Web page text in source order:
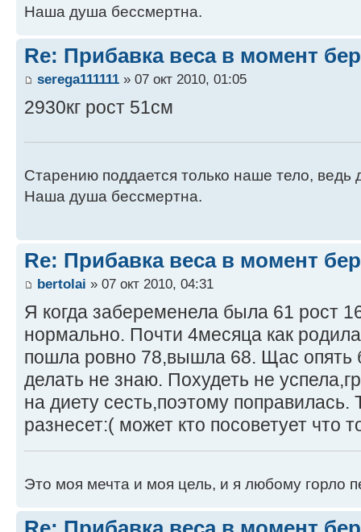
Наша душа бессмертна.
Re: Прибавка веса в момент
serega111111 » 07 окт 2010, 01:05
2930кг рост 51см
Старению поддается только наше тело, ведь
Наша душа бессмертна.
Re: Прибавка веса в момент
bertolai » 07 окт 2010, 04:31
Я когда забеременела была 61 рост
нормально. Почти 4месяца как
пошла ровно 78,вышла 68. Щас опять
делать не знаю. Похудеть не
на диету сесть,поэтому поправилась.
разнесет:( может кто посоветует что
Это моя мечта и моя цель, и я любому горло